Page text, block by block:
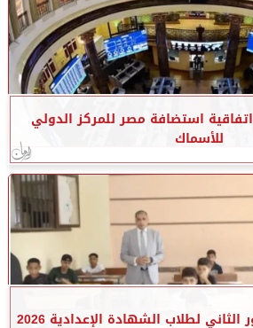
استضافة مصر للمركز الدولي
للأسماك
لطلاب الشهادة الإعدادية 2026